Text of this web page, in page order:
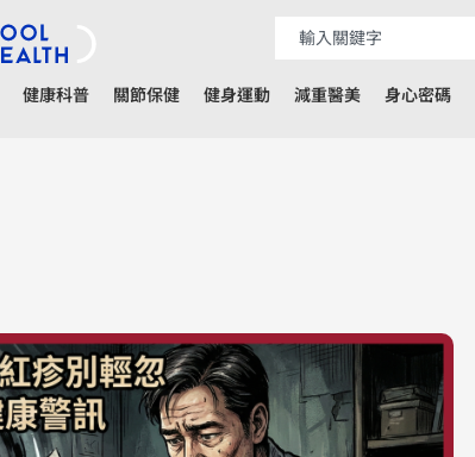
健康科普 關節保健 健身運動 減重醫美 身心密碼